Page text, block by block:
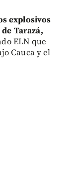
explosivos
Tarazá,
ELN que
Cauca y el